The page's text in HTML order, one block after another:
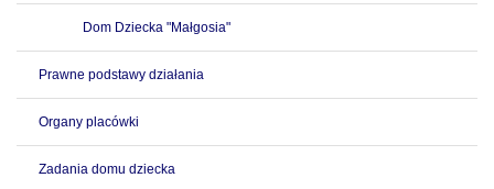
Dom Dziecka "Małgosia"
Prawne podstawy działania
Organy placówki
Zadania domu dziecka